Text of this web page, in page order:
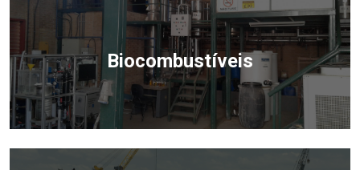
Biocombustíveis